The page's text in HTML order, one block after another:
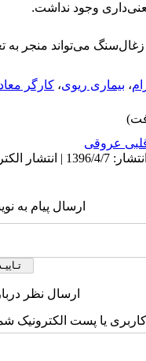
وجود نداشت.
می‌تواند منجر به
، بیماری ریوی، کارگر
عروقی
ارسال پیام به
ارسال نظر
کاربری یا پست الکترونیک